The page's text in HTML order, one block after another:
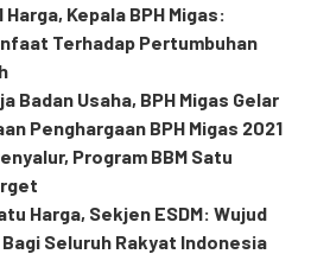
Harga, Kepala BPH Migas:
Terhadap Pertumbuhan
Badan Usaha, BPH Migas Gelar
Penghargaan BPH Migas 2021
Program BBM Satu
Harga, Sekjen ESDM: Wujud
Seluruh Rakyat Indonesia